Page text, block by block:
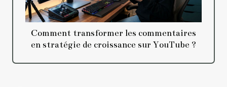
Comment transformer les commentaires
en stratégie de croissance sur YouTube ?